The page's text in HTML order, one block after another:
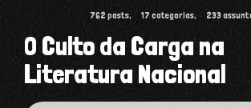
762 posts, 17 categorias, 233
O Culto da Carga na
Literatura Nacional